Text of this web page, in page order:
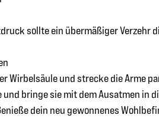
sollte ein übermäßiger Verzehr
Wirbelsäule und strecke die Arme
bringe sie mit dem Ausatmen in
dein neu gewonnenes